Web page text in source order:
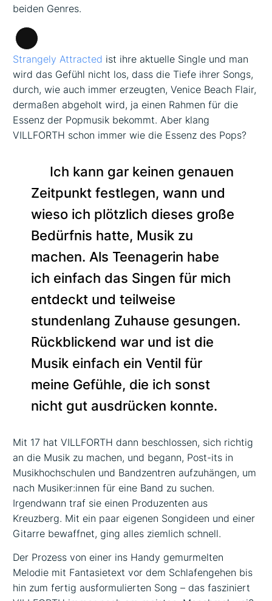
beiden Genres.
Lange
Beschreibung
Strangely Attracted ist ihre aktuelle Single und man
wird das Gefühl nicht los, dass die Tiefe ihrer Songs,
durch, wie auch immer erzeugten, Venice Beach Flair,
dermaßen abgeholt wird, ja einen Rahmen für die
Essenz der Popmusik bekommt. Aber klang
VILLFORTH schon immer wie die Essenz des Pops?
Ich kann gar keinen genauen
Zeitpunkt festlegen, wann und
wieso ich plötzlich dieses große
Bedürfnis hatte, Musik zu
machen. Als Teenagerin habe
ich einfach das Singen für mich
entdeckt und teilweise
stundenlang Zuhause gesungen.
Rückblickend war und ist die
Musik einfach ein Ventil für
meine Gefühle, die ich sonst
nicht gut ausdrücken konnte.
Mit 17 hat VILLFORTH dann beschlossen, sich richtig
an die Musik zu machen, und begann, Post-its in
Musikhochschulen und Bandzentren aufzuhängen, um
nach Musiker:innen für eine Band zu suchen.
Irgendwann traf sie einen Produzenten aus
Kreuzberg. Mit ein paar eigenen Songideen und einer
Gitarre bewaffnet, ging alles ziemlich schnell.
Der Prozess von einer ins Handy gemurmelten
Melodie mit Fantasietext vor dem Schlafengehen bis
hin zum fertig ausformulierten Song – das fasziniert